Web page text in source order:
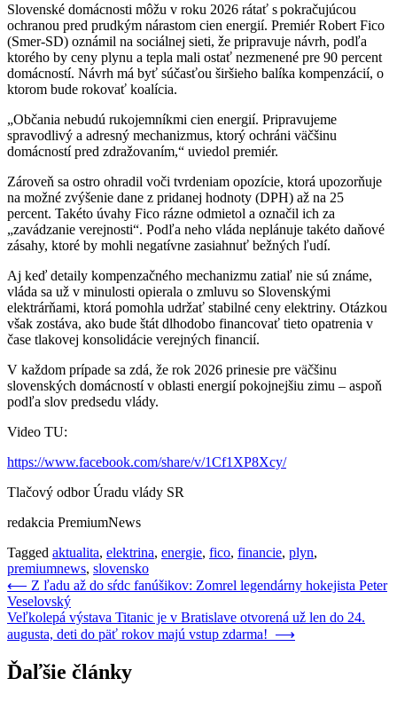
Slovenské domácnosti môžu v roku 2026 rátať s pokračujúcou
ochranou pred prudkým nárastom cien energií. Premiér Robert Fico
(Smer-SD) oznámil na sociálnej sieti, že pripravuje návrh, podľa
ktorého by ceny plynu a tepla mali ostať nezmenené pre 90 percent
domácností. Návrh má byť súčasťou širšieho balíka kompenzácií, o
ktorom bude rokovať koalícia.
„Občania nebudú rukojemníkmi cien energií. Pripravujeme
spravodlivý a adresný mechanizmus, ktorý ochráni väčšinu
domácností pred zdražovaním,“ uviedol premiér.
Zároveň sa ostro ohradil voči tvrdeniam opozície, ktorá upozorňuje
na možné zvýšenie dane z pridanej hodnoty (DPH) až na 25
percent. Takéto úvahy Fico rázne odmietol a označil ich za
„zavádzanie verejnosti“. Podľa neho vláda neplánuje takéto daňové
zásahy, ktoré by mohli negatívne zasiahnuť bežných ľudí.
Aj keď detaily kompenzačného mechanizmu zatiaľ nie sú známe,
vláda sa už v minulosti opierala o zmluvu so Slovenskými
elektrárňami, ktorá pomohla udržať stabilné ceny elektriny. Otázkou
však zostáva, ako bude štát dlhodobo financovať tieto opatrenia v
čase tlakovej konsolidácie verejných financií.
V každom prípade sa zdá, že rok 2026 prinesie pre väčšinu
slovenských domácností v oblasti energií pokojnejšiu zimu – aspoň
podľa slov predsedu vlády.
Video TU:
https://www.facebook.com/share/v/1Cf1XP8Xcy/
Tlačový odbor Úradu vlády SR
redakcia PremiumNews
Tagged aktualita, elektrina, energie, fico, financie, plyn,
premiumnews, slovensko
Navigácia
v
článku
⟵ Z ľadu až do sŕdc fanúšikov: Zomrel legendárny hokejista Peter
Veselovský
Veľkolepá výstava Titanic je v Bratislave otvorená už len do 24.
augusta, deti do päť rokov majú vstup zdarma! ⟶
Ďaľšie články